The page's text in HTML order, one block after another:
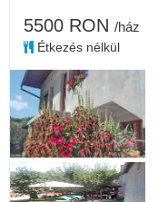
5500 RON /ház
Étkezés nélkül